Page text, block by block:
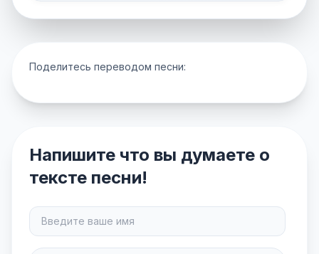
Поделитесь переводом песни:
Напишите что вы думаете о
тексте песни!